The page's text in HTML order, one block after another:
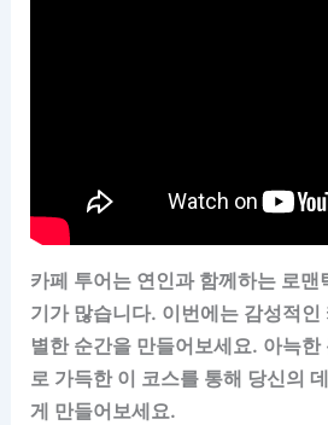
카페 투어는 연인과 함께하는 로맨
기가 많습니다. 이번에는 감성적
별한 순간을 만들어보세요. 아늑
로 가득한 이 코스를 통해 당신의
게 만들어보세요.